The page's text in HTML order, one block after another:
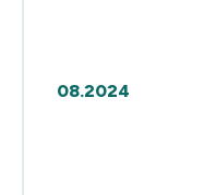
08.2024